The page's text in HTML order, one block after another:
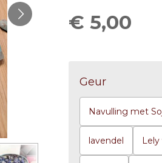
€ 5,00
Geur
Navulling met Soja was zonder
lavendel